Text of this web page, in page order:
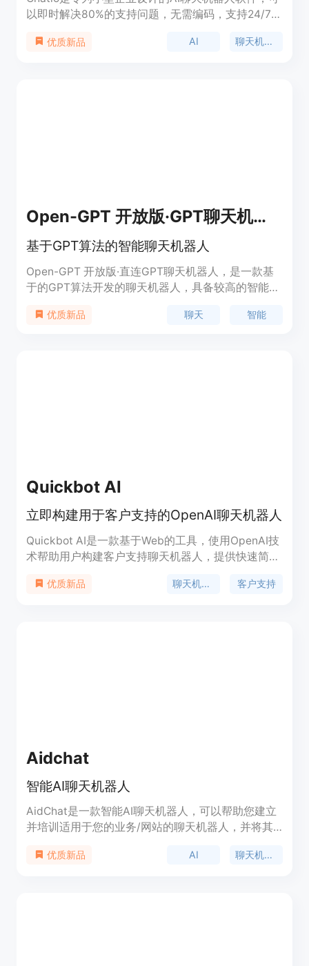
以即时解决80%的支持问题，无需编码，支持24/7支
优质新品 AI 聊天机器人
Open-GPT 开放版·GPT聊天机器人
基于GPT算法的智能聊天机器人
Open-GPT 开放版·直连GPT聊天机器人，是一款基
于的GPT算法开发的聊天机器人，具备较高的智能度
询等多种交互，为用户提供更加便利和快捷的服务。
优质新品 聊天 智能
Quickbot AI
立即构建用于客户支持的OpenAI聊天机器人
Quickbot AI是一款基于Web的工具，使用OpenAI技
术帮助用户构建客户支持聊天机器人，提供快速简单
人。产品具有高度安全性，所有数据将托管在您的
优质新品 聊天机器人 客户支持
Aidchat
智能AI聊天机器人
AidChat是一款智能AI聊天机器人，可以帮助您建立
并培训适用于您的业务/网站的聊天机器人，并将其
业务相关的任何问题。通过使用AidChat，您可以转
优质新品 AI 聊天机器人